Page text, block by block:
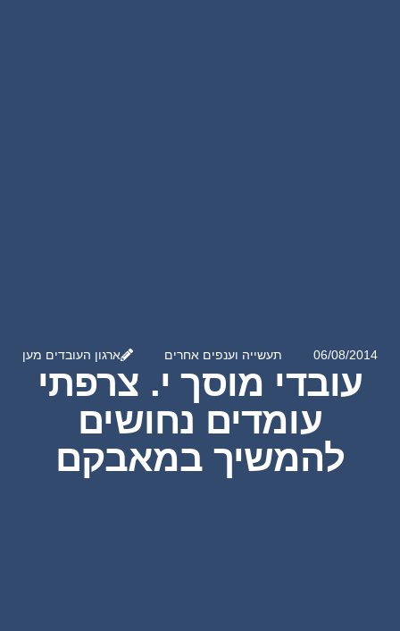
06/08/2014 תעשייה וענפים אחרים ארגון העובדים מען
עובדי מוסך י. צרפתי
עומדים נחושים
להמשיך במאבקם